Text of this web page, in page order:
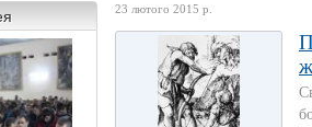
23 лютого 2015 р.